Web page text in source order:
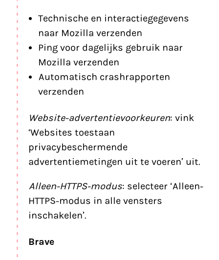
Technische en interactiegegevens
naar Mozilla verzenden
Ping voor dagelijks gebruik naar
Mozilla verzenden
Automatisch crashrapporten
verzenden
Website-advertentievoorkeuren: vink
‘Websites toestaan
privacybeschermende
advertentiemetingen uit te voeren’ uit.
Alleen-HTTPS-modus: selecteer ‘Alleen-
HTTPS-modus in alle vensters
inschakelen’.
Brave